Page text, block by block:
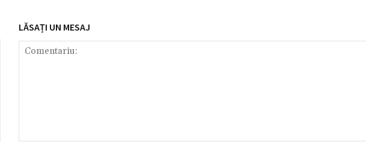
LĂSAȚI UN MESAJ